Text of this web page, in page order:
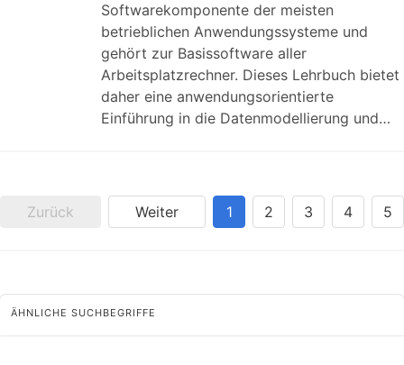
Softwarekomponente der meisten
betrieblichen Anwendungssysteme und
gehört zur Basissoftware aller
Arbeitsplatzrechner. Dieses Lehrbuch bietet
daher eine anwendungsorientierte
Einführung in die Datenmodellierung und…
Zurück Weiter 1 2 3 4 5
ÄHNLICHE SUCHBEGRIFFE